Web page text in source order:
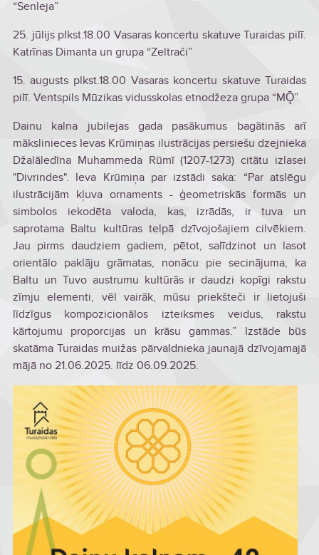
“Senleja”
25. jūlijs plkst.18.00 Vasaras koncertu skatuve Turaidas pilī.
Katrīnas Dimanta un grupa “Zeltrači”
15. augusts plkst.18.00 Vasaras koncertu skatuve Turaidas
pilī. Ventspils Mūzikas vidusskolas etnodžeza grupa “MǬ”
Dainu kalna jubilejas gada pasākumus bagātinās arī
mākslinieces Ievas Krūmiņas ilustrācijas persiešu dzejnieka
Džalāledīna Muhammeda Rūmī (1207-1273) citātu izlasei
"Divrindes". Ieva Krūmiņa par izstādi saka: “Par atslēgu
ilustrācijām kļuva ornaments - ģeometriskās formās un
simbolos iekodēta valoda, kas, izrādās, ir tuva un
saprotama Baltu kultūras telpā dzīvojošajiem cilvēkiem.
Jau pirms daudziem gadiem, pētot, salīdzinot un lasot
orientālo paklāju grāmatas, nonācu pie secinājuma, ka
Baltu un Tuvo austrumu kultūrās ir daudzi kopīgi rakstu
zīmju elementi, vēl vairāk, mūsu priekšteči ir lietojuši
līdzīgus kompozicionālos izteiksmes veidus, rakstu
kārtojumu proporcijas un krāsu gammas.” Izstāde būs
skatāma Turaidas muižas pārvaldnieka jaunajā dzīvojamajā
mājā no 21.06.2025. līdz 06.09.2025.